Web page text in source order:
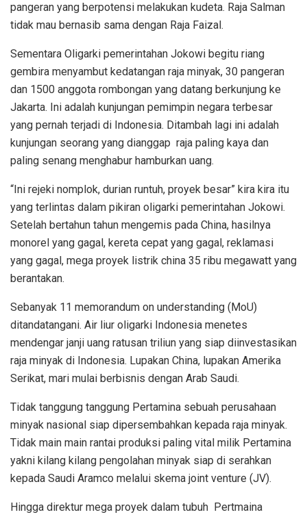
pangeran yang berpotensi melakukan kudeta. Raja Salman
tidak mau bernasib sama dengan Raja Faizal.
Sementara Oligarki pemerintahan Jokowi begitu riang
gembira menyambut kedatangan raja minyak, 30 pangeran
dan 1500 anggota rombongan yang datang berkunjung ke
Jakarta. Ini adalah kunjungan pemimpin negara terbesar
yang pernah terjadi di Indonesia. Ditambah lagi ini adalah
kunjungan seorang yang dianggap raja paling kaya dan
paling senang menghabur hamburkan uang.
“Ini rejeki nomplok, durian runtuh, proyek besar” kira kira itu
yang terlintas dalam pikiran oligarki pemerintahan Jokowi.
Setelah bertahun tahun mengemis pada China, hasilnya
monorel yang gagal, kereta cepat yang gagal, reklamasi
yang gagal, mega proyek listrik china 35 ribu megawatt yang
berantakan.
Sebanyak 11 memorandum on understanding (MoU)
ditandatangani. Air liur oligarki Indonesia menetes
mendengar janji uang ratusan triliun yang siap diinvestasikan
raja minyak di Indonesia. Lupakan China, lupakan Amerika
Serikat, mari mulai berbisnis dengan Arab Saudi.
Tidak tanggung tanggung Pertamina sebuah perusahaan
minyak nasional siap dipersembahkan kepada raja minyak.
Tidak main main rantai produksi paling vital milik Pertamina
yakni kilang kilang pengolahan minyak siap di serahkan
kepada Saudi Aramco melalui skema joint venture (JV).
Hingga direktur mega proyek dalam tubuh Pertmaina